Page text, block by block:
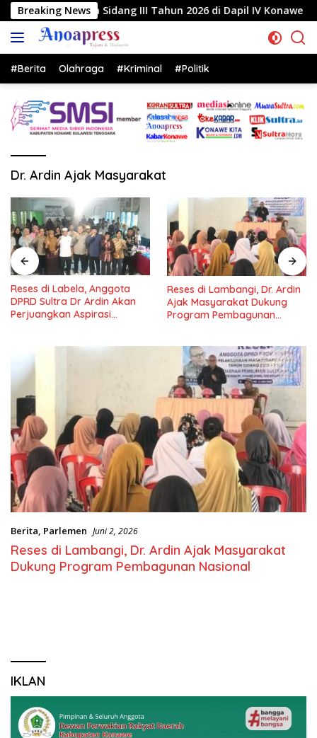
Langsung
ke
konten
Breaking News
Sidang III Tahun 2026 di Dapil IV Konawe Reses di
#Berita Olahraga #Kriminal #Politik
Dr. Ardin Ajak Masyarakat
Reses di Labela, Anggota
DPRD Sultra Dr Ardin Akan
Perjuangkan Aspirasi
Reses di Lambangi, Dr. Ardin
Ajak Masyarakat Dukung
Program Pembagunan
Berita, Parlemen Juni 2, 2026
Reses di Lambangi, Dr. Ardin Ajak Masyarakat
Dukung Program Pembagunan Nasional
IKLAN